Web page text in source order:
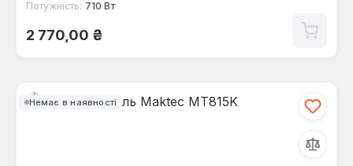
Потужність: 710 Вт
Звичайна ціна:
2 770,00 ₴
Немає в наявності